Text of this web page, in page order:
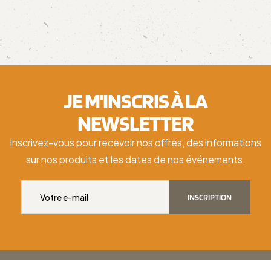
JE M'INSCRIS À LA
NEWSLETTER
Inscrivez-vous pour recevoir nos offres, des informations
sur nos produits et les dates de nos événements.
INSCRIPTION